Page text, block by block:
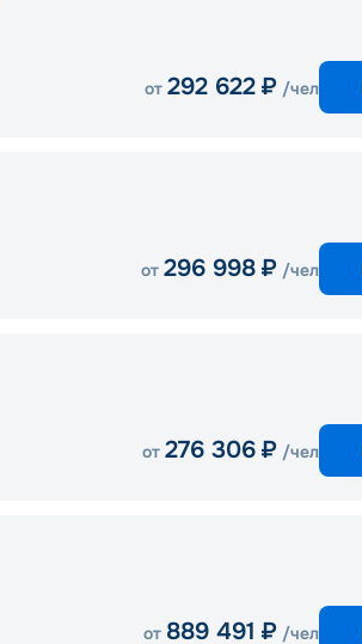
от 292 622 ₽ /чел
от 296 998 ₽ /чел
от 276 306 ₽ /чел
от 889 491 ₽ /чел